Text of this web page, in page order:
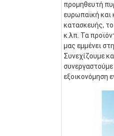
προμηθευτή
ευρωπαϊκή και
κατασκευής,
κ.λπ. Τα
μας εμμένει
Συνεχίζουμε
εξοικονόμηση